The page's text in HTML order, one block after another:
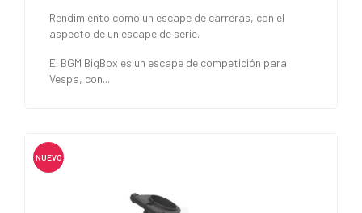
Rendimiento como un escape de carreras, con el
aspecto de un escape de serie.
El BGM BigBox es un escape de competición para
Vespa, con...
NUEVO